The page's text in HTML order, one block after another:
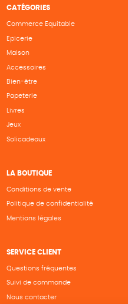
CATÉGORIES
Commerce Equitable
Epicerie
Maison
Accessoires
Bien-être
Papeterie
Livres
Jeux
Solicadeaux
LA BOUTIQUE
Conditions de vente
Politique de confidentialité
Mentions légales
SERVICE CLIENT
Questions fréquentes
Suivi de commande
Nous contacter